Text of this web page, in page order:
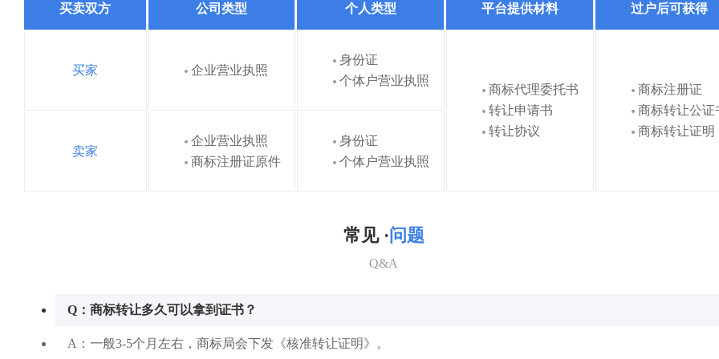
买卖双方 公司类型 个人类型 平台提供材料 过户后可获得
买家 企业营业执照
身份证
个体户营业执照
商标代理委托书
转让申请书
转让协议
商标注册证
商标转让公证
商标转让证明
卖家
企业营业执照
商标注册证原件
身份证
个体户营业执照
常见 ·问题
Q&A
Q：商标转让多久可以拿到证书？
A：一般3-5个月左右，商标局会下发《核准转让证明》。